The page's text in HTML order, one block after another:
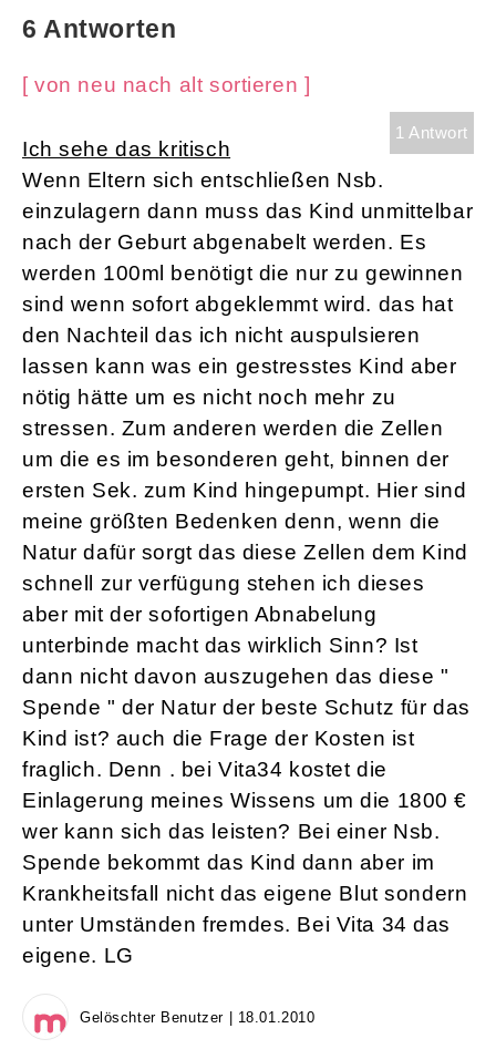
6 Antworten
[ von neu nach alt sortieren ]
1 Antwort
Ich sehe das kritisch
Wenn Eltern sich entschließen Nsb.
einzulagern dann muss das Kind unmittelbar
nach der Geburt abgenabelt werden. Es
werden 100ml benötigt die nur zu gewinnen
sind wenn sofort abgeklemmt wird. das hat
den Nachteil das ich nicht auspulsieren
lassen kann was ein gestresstes Kind aber
nötig hätte um es nicht noch mehr zu
stressen. Zum anderen werden die Zellen
um die es im besonderen geht, binnen der
ersten Sek. zum Kind hingepumpt. Hier sind
meine größten Bedenken denn, wenn die
Natur dafür sorgt das diese Zellen dem Kind
schnell zur verfügung stehen ich dieses
aber mit der sofortigen Abnabelung
unterbinde macht das wirklich Sinn? Ist
dann nicht davon auszugehen das diese "
Spende " der Natur der beste Schutz für das
Kind ist? auch die Frage der Kosten ist
fraglich. Denn . bei Vita34 kostet die
Einlagerung meines Wissens um die 1800 €
wer kann sich das leisten? Bei einer Nsb.
Spende bekommt das Kind dann aber im
Krankheitsfall nicht das eigene Blut sondern
unter Umständen fremdes. Bei Vita 34 das
eigene. LG
Gelöschter Benutzer | 18.01.2010